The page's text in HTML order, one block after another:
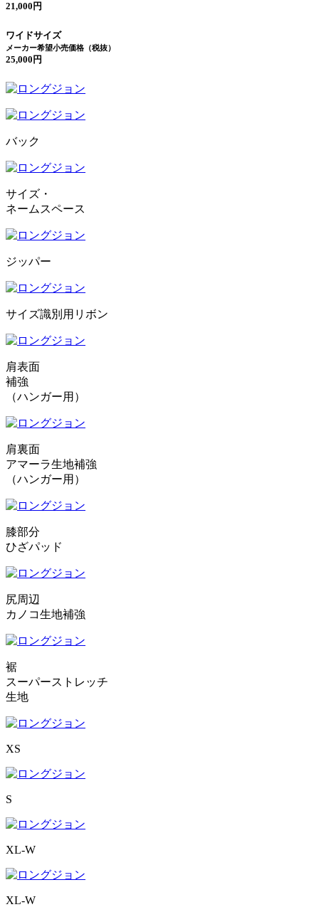
21,000円
ワイドサイズ
メーカー希望小売価格（税抜）
25,000円
バック
サイズ・
ネームスペース
ジッパー
サイズ識別用リボン
肩表面
補強
（ハンガー用）
肩裏面
アマーラ生地補強
（ハンガー用）
膝部分
ひざパッド
尻周辺
カノコ生地補強
裾
スーパーストレッチ
生地
XS
S
XL-W
XL-W